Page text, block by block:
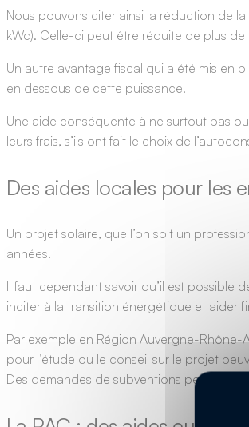
Nous pouvons citer ainsi la réduction de
kWc). Celle-ci peut être réduite de plus
Un autre avantage fiscal qui a été mis en
en dessous de cette puissance.
Une aide conséquente à ne surtout pas
leurs frais, s’ils ont fait le choix de
Des aides locales pour les
Un projet solaire, que l’on soit un
années.
Il faut cependant savoir qu’il est possible
inciter à la transition énergétique et aider
Par exemple en Région Auvergne-
pour l’étude ou le conseil sur le projet
Des demandes de subventions peuvent